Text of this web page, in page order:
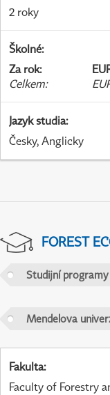
2 roky
Školné:
Za rok:
Celkem:
Jazyk studia:
Česky, Anglicky
FOREST
Studijní programy
Mendelova
Fakulta:
Faculty of Forestry